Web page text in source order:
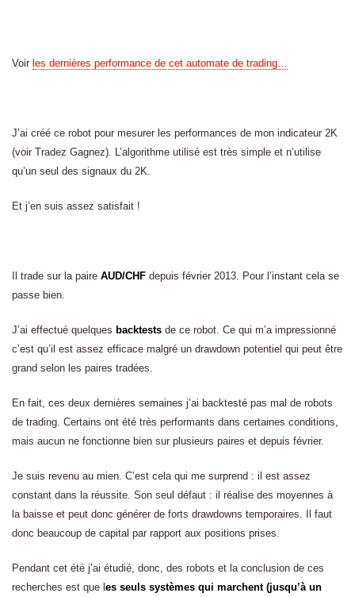
Voir les dernières performance de cet automate de trading…
J’ai créé ce robot pour mesurer les performances de mon indicateur 2K
(voir Tradez Gagnez). L’algorithme utilisé est très simple et n’utilise
qu’un seul des signaux du 2K.
Et j’en suis assez satisfait !
Il trade sur la paire AUD/CHF depuis février 2013. Pour l’instant cela se
passe bien.
J’ai effectué quelques backtests de ce robot. Ce qui m’a impressionné
c’est qu’il est assez efficace malgré un drawdown potentiel qui peut être
grand selon les paires tradées.
En fait, ces deux dernières semaines j’ai backtesté pas mal de robots
de trading. Certains ont été très performants dans certaines conditions,
mais aucun ne fonctionne bien sur plusieurs paires et depuis février.
Je suis revenu au mien. C’est cela qui me surprend : il est assez
constant dans la réussite. Son seul défaut : il réalise des moyennes à
la baisse et peut donc générer de forts drawdowns temporaires. Il faut
donc beaucoup de capital par rapport aux positions prises.
Pendant cet été j’ai étudié, donc, des robots et la conclusion de ces
recherches est que l es seuls systèmes qui marchent (jusqu’à un